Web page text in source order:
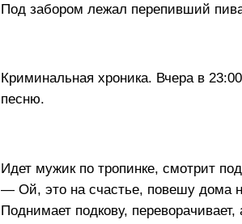
Под забором лежал перепивший
Криминальная хроника. Вчера в
песню.
Идет мужик по тропинке, смотрит
— Ой, это на счастье, повешу дома
Поднимает подкову, переворачивает,